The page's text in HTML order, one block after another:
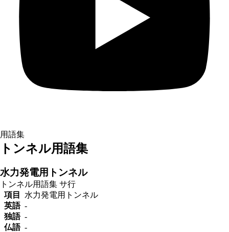
用語集
トンネル用語集
水力発電用トンネル
トンネル用語集 サ行
項目
水力発電用トンネル
英語 -
独語 -
仏語 -